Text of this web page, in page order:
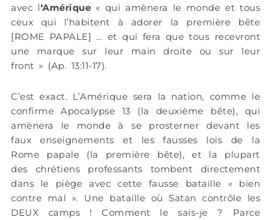
avec l‘Amérique « qui amènera le monde et tous
ceux qui l’habitent à adorer la première bête
[ROME PAPALE] … et qui fera que tous recevront
une marque sur leur main droite ou sur leur
front » (Ap. 13:11-17).
C’est exact. L’Amérique sera la nation, comme le
confirme Apocalypse 13 (la deuxième bête), qui
amènera le monde à se prosterner devant les
faux enseignements et les fausses lois de la
Rome papale (la première bête), et la plupart
des chrétiens professants tombent directement
dans le piège avec cette fausse bataille « bien
contre mal ». Une bataille où Satan contrôle les
DEUX camps ! Comment le sais-je ? Parce